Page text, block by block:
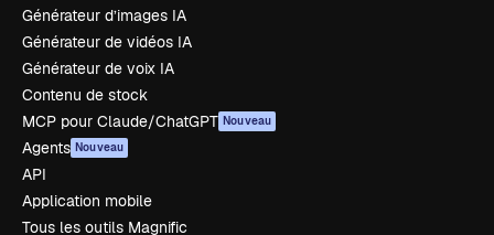
Générateur d’images IA
Générateur de vidéos IA
Générateur de voix IA
Contenu de stock
MCP pour Claude/ChatGPT Nouveau
Agents Nouveau
API
Application mobile
Tous les outils Magnific